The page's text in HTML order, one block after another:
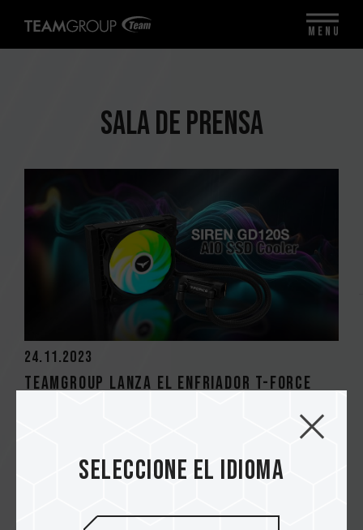
SALA DE PRENSA
24.11.2023
TEAMGROUP lanza el enfriador T-FORCE
líquido todo en uno SSD M.2 2280 único de
Seleccione el idioma
MENU